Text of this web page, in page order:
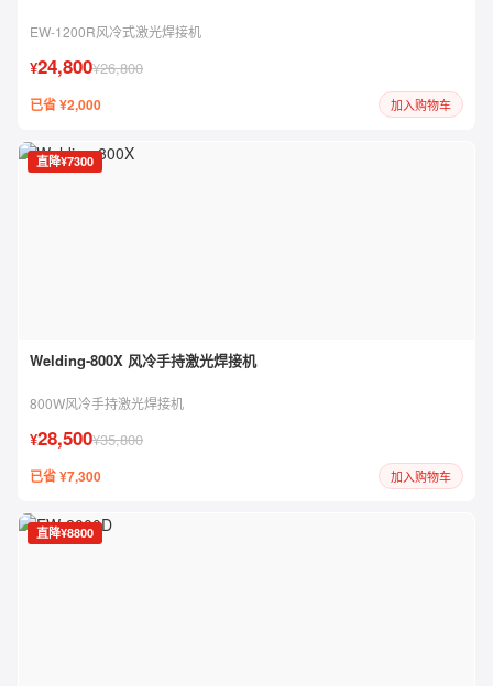
EW-1200R风冷式激光焊接机
¥24,800¥26,800
已省 ¥2,000 加入购物车
直降¥7300
Welding-800X 风冷手持激光焊接机
800W风冷手持激光焊接机
¥28,500¥35,800
已省 ¥7,300 加入购物车
直降¥8800